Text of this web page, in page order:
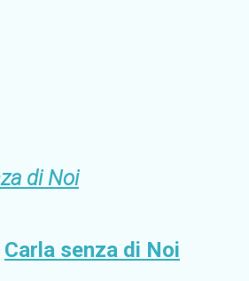
di Noi
Carla senza di Noi